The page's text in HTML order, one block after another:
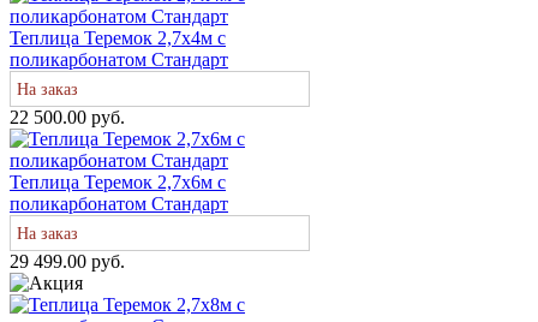
Теплица Теремок 2,7х4м с
поликарбонатом Стандарт
На заказ
22 500.00 руб.
Теплица Теремок 2,7х6м с
поликарбонатом Стандарт
На заказ
29 499.00 руб.